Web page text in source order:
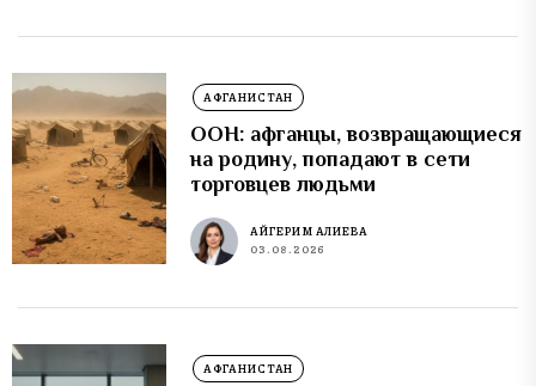
АФГАНИСТАН
ООН: афганцы, возвращающиеся
на родину, попадают в сети
торговцев людьми
АЙГЕРИМ АЛИЕВА
03.08.2026
АФГАНИСТАН